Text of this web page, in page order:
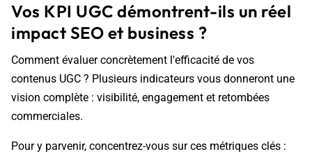
Vos KPI UGC démontrent-ils un réel
impact SEO et business ?
Comment évaluer concrètement l'efficacité de vos
contenus UGC ? Plusieurs indicateurs vous donneront une
vision complète : visibilité, engagement et retombées
commerciales.
Pour y parvenir, concentrez-vous sur ces métriques clés :